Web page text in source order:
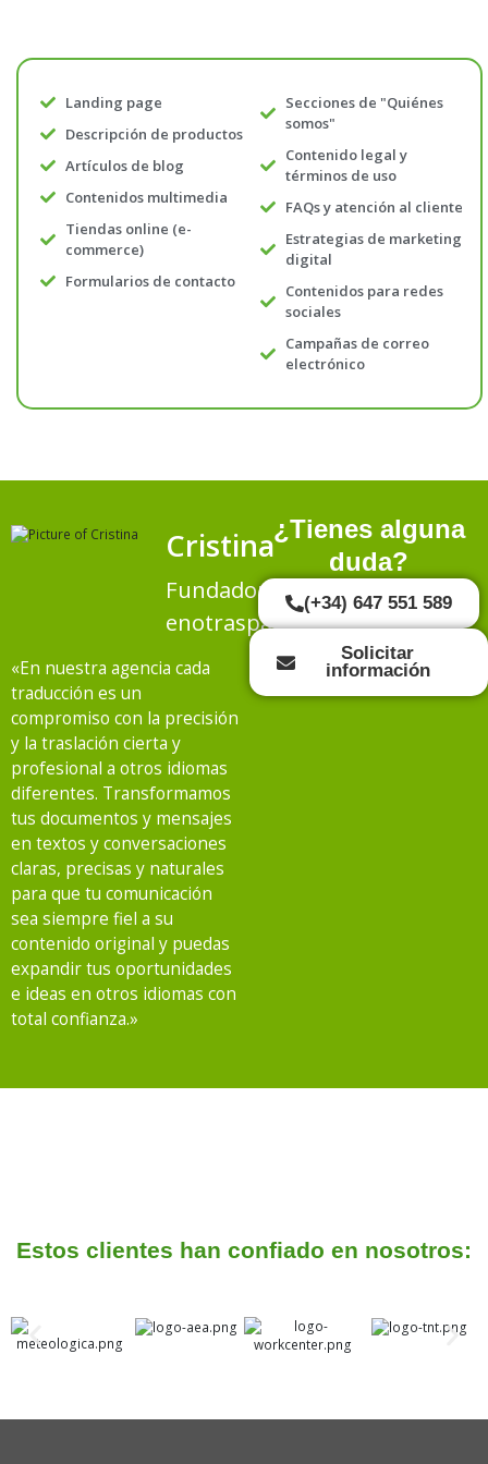
Landing page
Descripción de productos
Artículos de blog
Contenidos multimedia
Tiendas online (e-
commerce)
Formularios de contacto
Secciones de "Quiénes
somos"
Contenido legal y
términos de uso
FAQs y atención al cliente
Estrategias de marketing
digital
Contenidos para redes
sociales
Campañas de correo
electrónico
Cristina
Fundadora
enotraspalabras.es
«En nuestra agencia cada
traducción es un
compromiso con la precisión
y la traslación cierta y
profesional a otros idiomas
diferentes. Transformamos
tus documentos y mensajes
en textos y conversaciones
claras, precisas y naturales
para que tu comunicación
sea siempre fiel a su
contenido original y puedas
expandir tus oportunidades
e ideas en otros idiomas con
total confianza.»
¿Tienes alguna
duda?
(+34) 647 551 589
Solicitar
información
Estos clientes han confiado en nosotros: